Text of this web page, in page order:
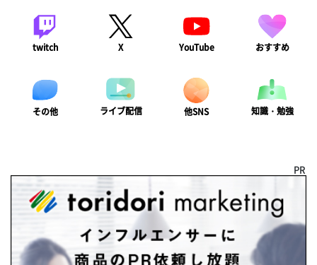
twitch X YouTube おすすめ
その他 ライブ配信 他SNS 知識・勉強
PR